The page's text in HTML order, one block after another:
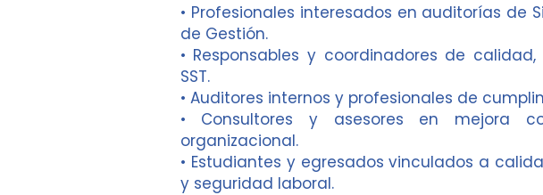
• Profesionales interesados en auditorías de
de Gestión.
• Responsables y coordinadores de
SST.
• Auditores internos y profesionales de
• Consultores y asesores en mejora
organizacional.
• Estudiantes y egresados vinculados a
y seguridad laboral.